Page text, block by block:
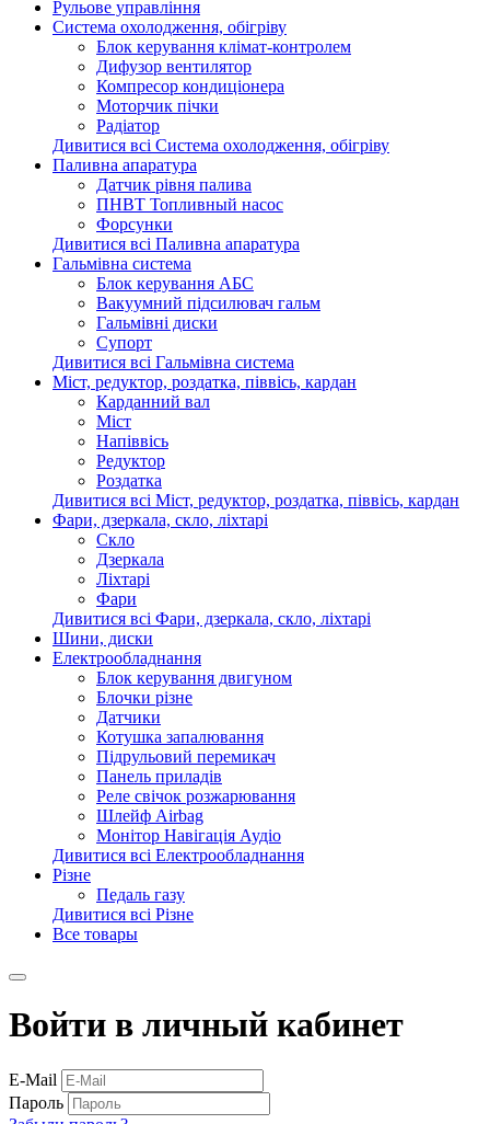
Рульове управління
Система охолодження, обігріву
Блок керування клімат-контролем
Дифузор вентилятор
Компресор кондиціонера
Моторчик пічки
Радіатор
Дивитися всі Система охолодження, обігріву
Паливна апаратура
Датчик рівня палива
ПНВТ Топливный насос
Форсунки
Дивитися всі Паливна апаратура
Гальмівна система
Блок керування АБС
Вакуумний підсилювач гальм
Гальмівні диски
Супорт
Дивитися всі Гальмівна система
Міст, редуктор, роздатка, піввісь, кардан
Карданний вал
Міст
Напіввісь
Редуктор
Роздатка
Дивитися всі Міст, редуктор, роздатка, піввісь, кардан
Фари, дзеркала, скло, ліхтарі
Cкло
Дзеркала
Ліхтарі
Фари
Дивитися всі Фари, дзеркала, скло, ліхтарі
Шини, диски
Електрообладнання
Блок керування двигуном
Блочки різне
Датчики
Котушка запалювання
Підрульовий перемикач
Панель приладів
Реле свічок розжарювання
Шлейф Airbag
Монітор Навігація Аудіо
Дивитися всі Електрообладнання
Різне
Педаль газу
Дивитися всі Різне
Все товары
Войти в личный кабинет
E-Mail
Пароль